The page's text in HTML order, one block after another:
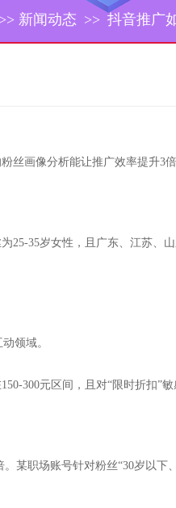
>> 新闻动态 >> 抖音推广
丝画像分析能让推广效率提升3
25-35岁女性，且广东、江苏、
领域。
300元区间，且对“限时折扣”敏
某职场账号针对粉丝“30岁以下